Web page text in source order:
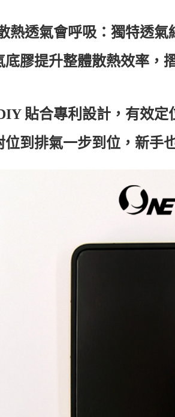
熱透氣會呼吸：獨特透氣
底膠提升整體散熱效率，
貼合專利設計，有效
位到排氣一步到位，新手